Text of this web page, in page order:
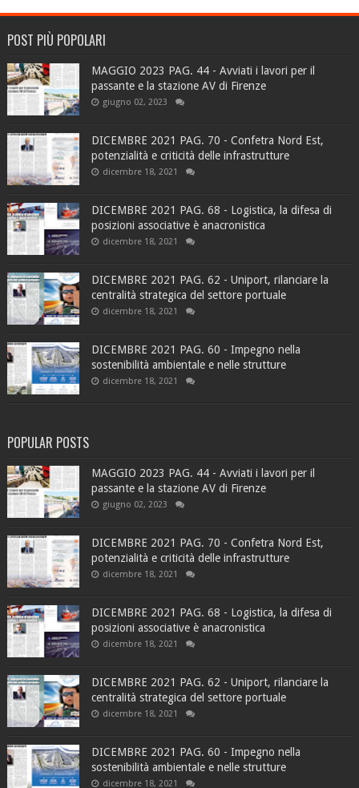
POST PIÙ POPOLARI
MAGGIO 2023 PAG. 44 - Avviati i lavori per il
passante e la stazione AV di Firenze
giugno 02, 2023
DICEMBRE 2021 PAG. 70 - Confetra Nord Est,
potenzialità e criticità delle infrastrutture
dicembre 18, 2021
DICEMBRE 2021 PAG. 68 - Logistica, la difesa di
posizioni associative è anacronistica
dicembre 18, 2021
DICEMBRE 2021 PAG. 62 - Uniport, rilanciare la
centralità strategica del settore portuale
dicembre 18, 2021
DICEMBRE 2021 PAG. 60 - Impegno nella
sostenibilità ambientale e nelle strutture
dicembre 18, 2021
POPULAR POSTS
MAGGIO 2023 PAG. 44 - Avviati i lavori per il
passante e la stazione AV di Firenze
giugno 02, 2023
DICEMBRE 2021 PAG. 70 - Confetra Nord Est,
potenzialità e criticità delle infrastrutture
dicembre 18, 2021
DICEMBRE 2021 PAG. 68 - Logistica, la difesa di
posizioni associative è anacronistica
dicembre 18, 2021
DICEMBRE 2021 PAG. 62 - Uniport, rilanciare la
centralità strategica del settore portuale
dicembre 18, 2021
DICEMBRE 2021 PAG. 60 - Impegno nella
sostenibilità ambientale e nelle strutture
dicembre 18, 2021